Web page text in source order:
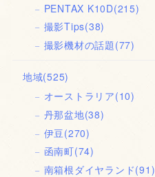
PENTAX K10D(215)
撮影Tips(38)
撮影機材の話題 (77)
地域(525)
オーストラリア(10)
丹那盆地(38)
伊豆(270)
函南町(74)
南箱根ダイヤランド(91)